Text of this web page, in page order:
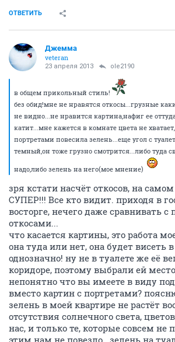
ОТВЕТИТЬ
Джемма
veteran
23 апреля 2013 ole2190
в общем прикольный стиль!
без обид!мне не нравятся откосы...грузные
не видно...не нравится картина,нафиг ее
катит...мне кажется в комнате цвета не
портретами повесила зелень...еще угол с
темный,он тоже грузно смотрится...либо туда
надо,либо зелень на него(мое мнение)
зря кстати насчёт откосов, на
СУПЕР!!! Все кто видит. приходя в
восторге, нечего даже сравнивать
откосами...
что касается картины, это работа
она туда или нет, она будет висеть
однозначно! ну не в туалете же её
коридоре, поэтому выбрали ей
непонятно что вы имеете в виду
вместо картин с портретами?
зелень в моей квартире не растёт
отсутствия солнечного света,
нас, и только те, которые совсем не
этим нам не повезло...зелень на